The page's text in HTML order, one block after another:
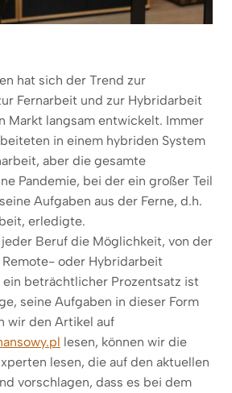
hat sich der Trend zur
Fernarbeit und zur Hybridarbeit
Markt langsam entwickelt. Immer
in einem hybriden System
aber die gesamte
Pandemie, bei der ein großer Teil
Aufgaben aus der Ferne, d.h.
erledigte.
Beruf die Möglichkeit, von der
oder Hybridarbeit
beträchtlicher Prozentsatz ist
seine Aufgaben in dieser Form
wir den Artikel auf
lesen, können wir die
lesen, die auf den aktuellen
vorschlagen, dass es bei dem